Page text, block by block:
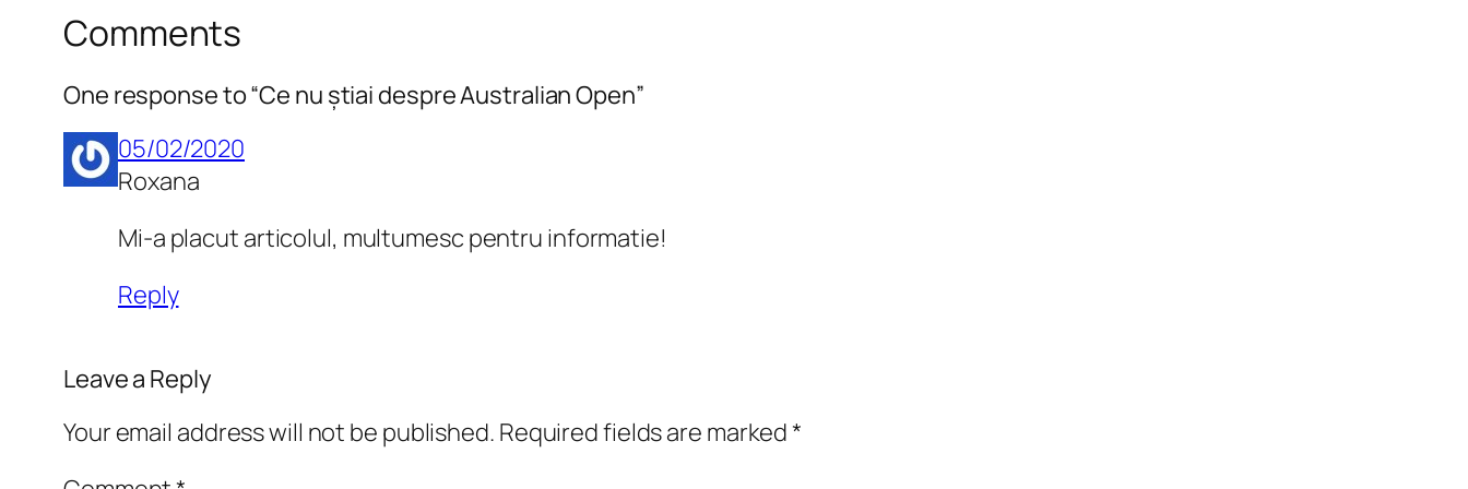
Comments
One response to “Ce nu știai despre Australian Open”
05/02/2020
Roxana
Mi-a placut articolul, multumesc pentru informatie!
Reply
Leave a Reply
Your email address will not be published. Required fields are marked*